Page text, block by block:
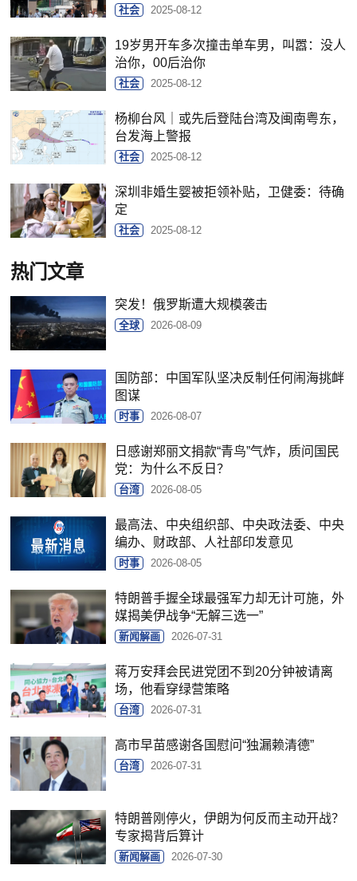
社会 2025-08-12
19岁男开车多次撞击单车男，叫嚣：没人
治你，00后治你
社会 2025-08-12
杨柳台风｜或先后登陆台湾及闽南粤东，
台发海上警报
社会 2025-08-12
深圳非婚生婴被拒领补贴，卫健委：待确
定
社会 2025-08-12
热门文章
突发！俄罗斯遭大规模袭击
全球 2026-08-09
国防部：中国军队坚决反制任何闹海挑衅
图谋
时事 2026-08-07
日感谢郑丽文捐款“青鸟”气炸，质问国民
党：为什么不反日？
台湾 2026-08-05
最高法、中央组织部、中央政法委、中央
编办、财政部、人社部印发意见
时事 2026-08-05
特朗普手握全球最强军力却无计可施，外
媒揭美伊战争“无解三选一”
新闻解画 2026-07-31
蒋万安拜会民进党团不到20分钟被请离
场，他看穿绿营策略
台湾 2026-07-31
高市早苗感谢各国慰问“独漏赖清德”
台湾 2026-07-31
特朗普刚停火，伊朗为何反而主动开战？
专家揭背后算计
新闻解画 2026-07-30